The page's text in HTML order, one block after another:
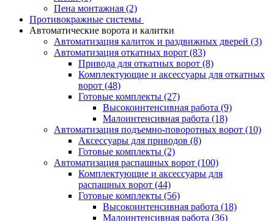
Пена монтажная (2)
Противокражные системы
Автоматические ворота и калитки
Автоматизация калиток и раздвижных дверей (3)
Автоматизация откатных ворот (83)
Привода для откатных ворот (8)
Комплектующие и аксессуары для откатных
ворот (48)
Готовые комплекты (27)
Высокоинтенсивная работа (9)
Малоинтенсивная работа (18)
Автоматизация подъемно-поворотных ворот (10)
Аксессуары для приводов (8)
Готовые комплекты (2)
Автоматизация распашных ворот (100)
Комплектующие и аксессуары для
распашных ворот (44)
Готовые комплекты (56)
Высокоинтенсивная работа (18)
Малоинтенсивная работа (36)